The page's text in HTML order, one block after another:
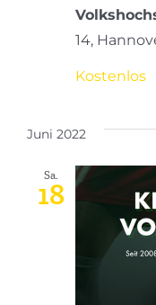
14,
Kostenlos
Juni 2022
Sa.
18